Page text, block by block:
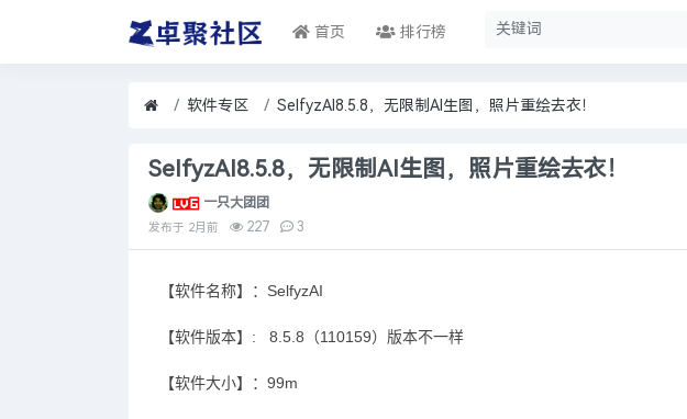
首页 排行榜
软件专区 SelfyzAI8.5.8，无限制AI生图，照片重绘去衣！
SelfyzAI8.5.8，无限制AI生图，照片重绘去衣！
一只大团团
发布于 2月前 227 3
【软件名称】：SelfyzAI
【软件版本】: 8.5.8（110159）版本不一样
【软件大小】：99m